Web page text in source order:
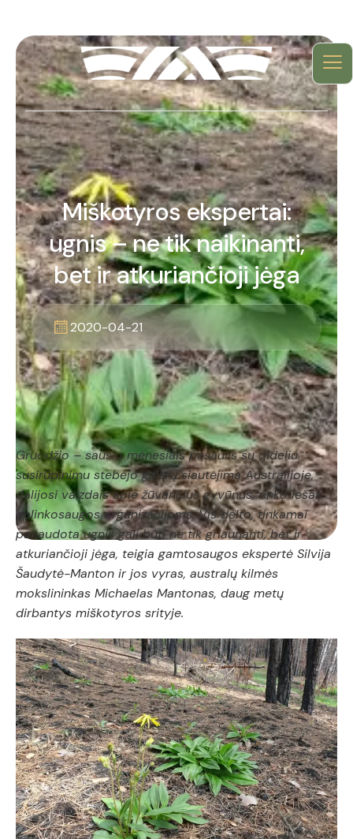
Miškotyros ekspertai:
ugnis – ne tik naikinanti,
bet ir atkuriančioji jėga
2020-04-21
Gruodžio – sausio mėnesiais pasaulis su dideliu
susirūpinimu stebėjo gaisrų siautėjimą Australijoje,
dalijosi vaizdais apie žūvančius gyvūnus, rinko lėšas
aplinkosaugos organizacijoms. Vis dėlto, tinkamai
panaudota ugnis gali būti ne tik griaunanti, bet ir
atkuriančioji jėga, teigia gamtosaugos ekspertė Silvija
Šaudytė-Manton ir jos vyras, australų kilmės
mokslininkas Michaelas Mantonas, daug metų
dirbantys miškotyros srityje.